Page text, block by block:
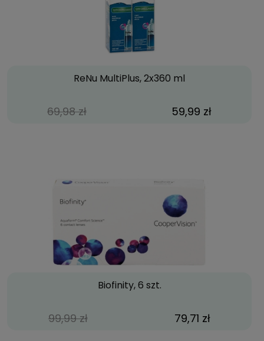
ReNu MultiPlus, 2x360 ml
69,98 zł 59,99 zł
Biofinity, 6 szt.
99,99 zł 79,71 zł